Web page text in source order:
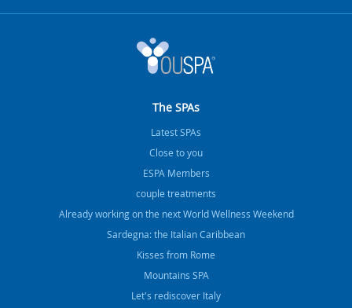
The SPAs
Latest SPAs
Close to you
ESPA Members
couple treatments
Already working on the next World Wellness Weekend
Sardegna: the Italian Caribbean
Kisses from Rome
Mountains SPA
Let's rediscover Italy